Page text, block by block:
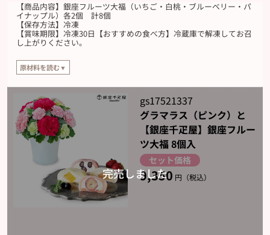
品を厳選しています。
【商品内容】銀座フルーツ大福（いちご・白桃・ブルーベリー・パ
イナップル）各2個 計8個
【保存方法】冷凍
【賞味期限】冷凍30日【おすすめの食べ方】冷蔵庫で解凍してお召
し上がりください。
原材料を読む▼
【原材料】
ブルーベリー：砂糖（国内製造）、もち米粉、ブルーベリー、クリーム、粉あ
め/甘味料（トレハロース）、加工でん粉、増粘剤（CMC-Na）、着色料（アン
トシアニン）、酵素、（一部に乳成分・大豆を含む）
いちご：砂糖（国内製造）、いちご、もち米粉、クリーム、粉あめ/甘味料（ト
レハロース）、加工でん粉、増粘剤（CMC-Na）、着色料（紅麹）、酵素、（一
部に乳成分・大豆を含む）
白桃：砂糖（国内製造）、もち米粉、白桃シロップ漬け、クリーム、粉あめ/甘
味料（トレハロース）、加工でん粉、pH調整剤、増粘剤（CMC-Na）、酵素、
着色料（クルクミン）、（一部に乳成分・大豆・ももを含む）
gs17521337
グラマラス（ピンク）と
【銀座千疋屋】銀座フルー
ツ大福 8個入
セット価格
9,350 円（税込）